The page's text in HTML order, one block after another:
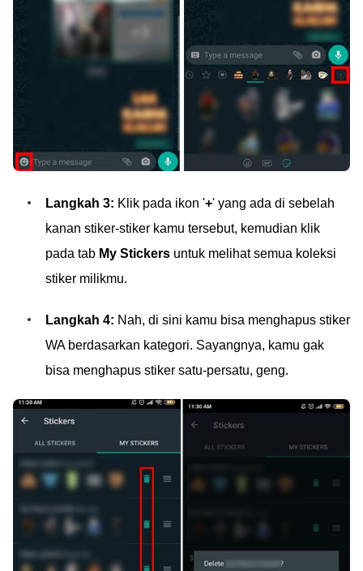
Langkah 3: Klik pada ikon '+' yang ada di sebelah
kanan stiker-stiker kamu tersebut, kemudian klik
pada tab My Stickers untuk melihat semua koleksi
stiker milikmu.
Langkah 4: Nah, di sini kamu bisa menghapus stiker
WA berdasarkan kategori. Sayangnya, kamu gak
bisa menghapus stiker satu-persatu, geng.